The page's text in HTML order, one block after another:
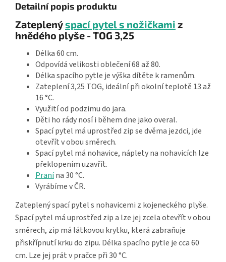
Detailní popis produktu
Zateplenýspací pytel s nožičkami z
hnědého plyše - TOG 3,25
Délka 60 cm.
Odpovídá velikosti oblečení 68 až 80.
Délka spacího pytle je výška dítěte k ramenům.
Zateplení 3,25 TOG, ideální při okolní teplotě 13 až
16 °C.
Využití od podzimu do jara.
Děti ho rády nosí i během dne jako overal.
Spací pytel má uprostřed zip se dvěma jezdci, jde
otevřít v obou směrech.
Spací pytel má nohavice, náplety na nohavicích lze
překlopením uzavřít.
Pranína 30 °C.
Vyrábíme v ČR.
Zateplený spací pytel s nohavicemi z kojeneckého plyše.
Spací pytel má uprostřed zip a lze jej zcela otevřít v obou
směrech, zip má látkovou krytku, která zabraňuje
přiskřípnutí krku do zipu. Délka spacího pytle je cca 60
cm. Lze jej prát v pračce při 30 °C.